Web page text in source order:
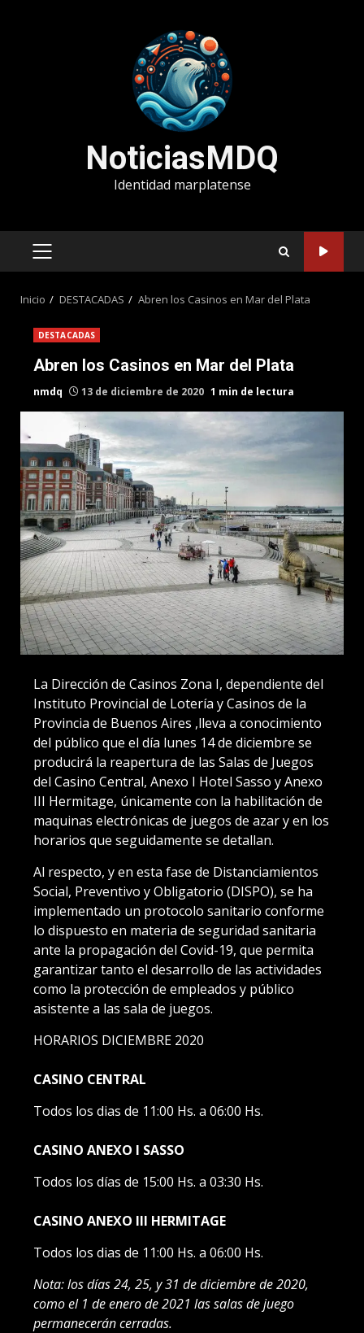
NoticiasMDQ
Identidad marplatense
MENÚ
Inicio DESTACADAS Abren los Casinos en Mar del Plata
DESTACADAS
Abren los Casinos en Mar del Plata
nmdq 13 de diciembre de 2020 1 min de lectura
La Dirección de Casinos Zona I, dependiente del
Instituto Provincial de Lotería y Casinos de la
Provincia de Buenos Aires ,lleva a conocimiento
del público que el día lunes 14 de diciembre se
producirá la reapertura de las Salas de Juegos
del Casino Central, Anexo I Hotel Sasso y Anexo
III Hermitage, únicamente con la habilitación de
maquinas electrónicas de juegos de azar y en los
horarios que seguidamente se detallan.
Al respecto, y en esta fase de Distanciamientos
Social, Preventivo y Obligatorio (DISPO), se ha
implementado un protocolo sanitario conforme
lo dispuesto en materia de seguridad sanitaria
ante la propagación del Covid-19, que permita
garantizar tanto el desarrollo de las actividades
como la protección de empleados y público
asistente a las sala de juegos.
HORARIOS DICIEMBRE 2020
CASINO CENTRAL
Todos los dias de 11:00 Hs. a 06:00 Hs.
CASINO ANEXO I SASSO
Todos los días de 15:00 Hs. a 03:30 Hs.
CASINO ANEXO III HERMITAGE
Todos los dias de 11:00 Hs. a 06:00 Hs.
Nota: los días 24, 25, y 31 de diciembre de 2020,
como el 1 de enero de 2021 las salas de juego
permanecerán cerradas.